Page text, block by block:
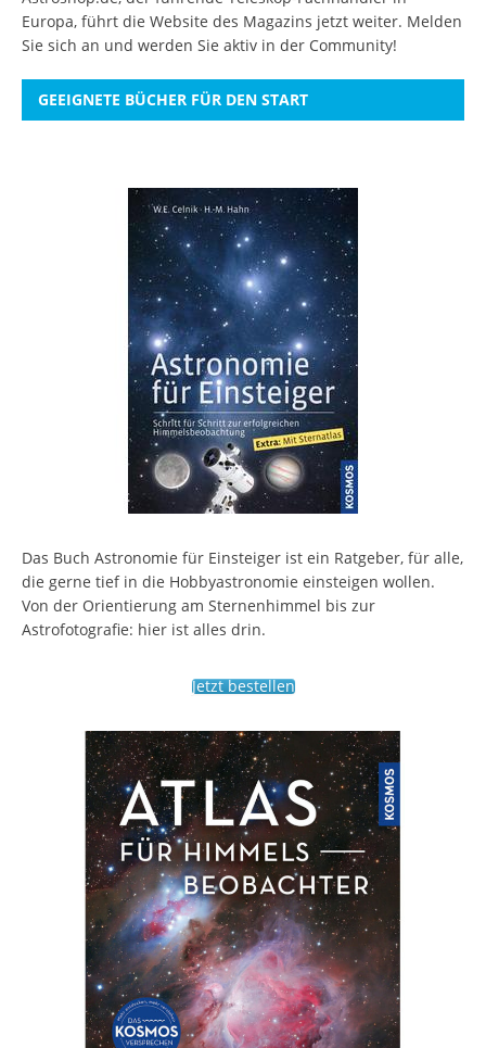
Europa, führt die Website des Magazins jetzt weiter. Melden
Sie sich an und werden Sie aktiv in der Community!
GEEIGNETE BÜCHER FÜR DEN START
Das Buch Astronomie für Einsteiger ist ein Ratgeber, für alle,
die gerne tief in die Hobbyastronomie einsteigen wollen.
Von der Orientierung am Sternenhimmel bis zur
Astrofotografie: hier ist alles drin.
Jetzt bestellen